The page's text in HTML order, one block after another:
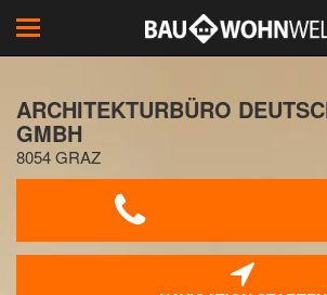
Toggle
navigation
ARCHITEKTURBÜRO
GMBH
8054 GRAZ